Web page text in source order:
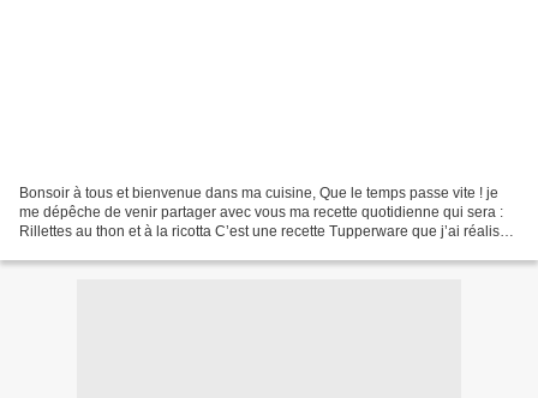
Bonsoir à tous et bienvenue dans ma cuisine, Que le temps passe vite ! je
me dépêche de venir partager avec vous ma recette quotidienne qui sera :
Rillettes au thon et à la ricotta C’est une recette Tupperware que j’ai réalisée